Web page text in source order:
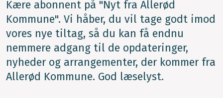
Kære abonnent på "Nyt fra Allerød
Kommune". Vi håber, du vil tage godt imod
vores nye tiltag, så du kan få endnu
nemmere adgang til de opdateringer,
nyheder og arrangementer, der kommer fra
Allerød Kommune. God læselyst.